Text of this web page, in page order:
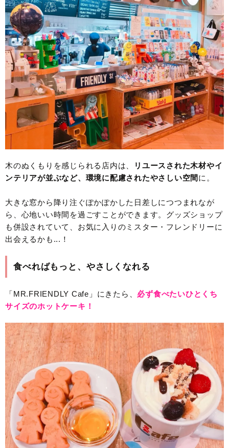
木のぬくもりを感じられる店内は、
リユースされた木材やイ
ンテリアが並ぶなど、環境に配慮されたやさしい空間 に。
大きな窓から降り注ぐぽかぽかした日差しにつつまれなが
ら、心地いい時間を過ごすことができます。グッズショップ
も併設されていて、お気に入りのミスター・フレンドリーに
出会えるかも...！
食べればもっと、やさしくなれる
「MR.FRIENDLY Cafe」にきたら、 必ず食べたいひとくち
サイズのホットケーキ！